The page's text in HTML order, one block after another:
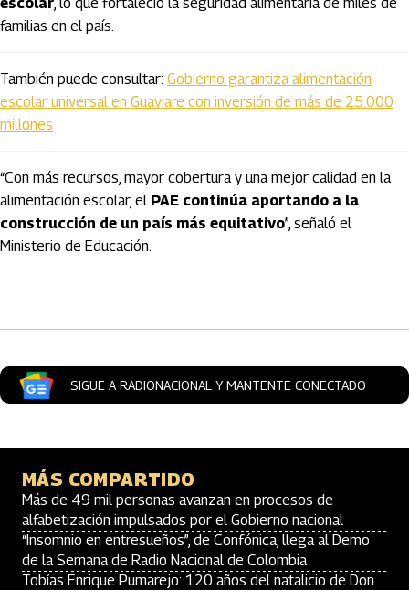
familias en el país.
También puede consultar: Gobierno garantiza alimentación
escolar universal en Guaviare con inversión de más de 25.000
millones
“Con más recursos, mayor cobertura y una mejor calidad en la
alimentación escolar, el PAE continúa aportando a la
construcción de un país más equitativo”, señaló el
Ministerio de Educación.
SIGUE A RADIONACIONAL Y MANTENTE CONECTADO
MÁS COMPARTIDO
Más de 49 mil personas avanzan en procesos de
alfabetización impulsados por el Gobierno nacional
“Insomnio en entresueños”, de Confónica, llega al Demo
de la Semana de Radio Nacional de Colombia
Tobías Enrique Pumarejo: 120 años del natalicio de Don